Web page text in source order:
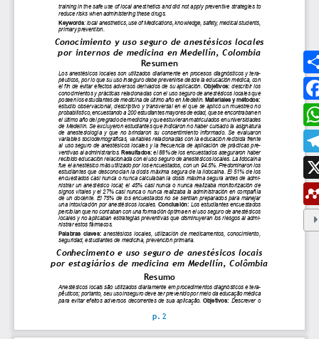
UMFM Radio
Podcast
Directorio
ESTUDIAR EN LA UMANIZALES
Pregrados
Especializaciones
Maestrías
Doctorados
Educación continuada
Video Institucional
Universidad en el Campo
Consultorio Jurídico